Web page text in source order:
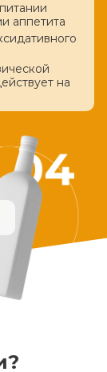
аппетита
на